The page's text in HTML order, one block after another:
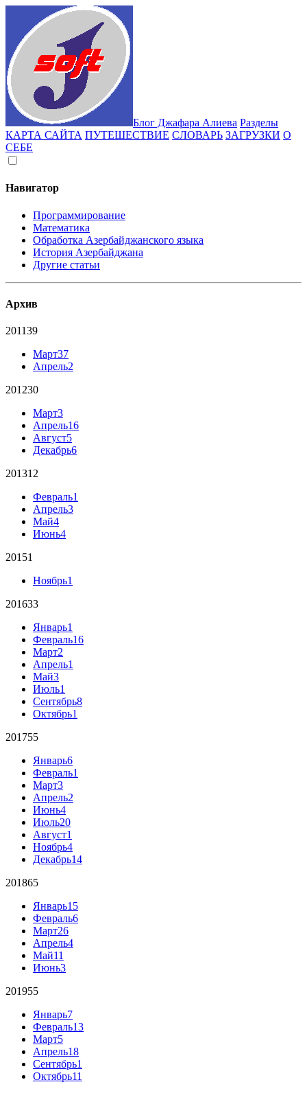
Блог Джафара Алиева Разделы
КАРТА САЙТА ПУТЕШЕСТВИЕ СЛОВАРЬ ЗАГРУЗКИ О
СЕБЕ
Навигатор
Программирование
Математика
Обработка Азербайджанского языка
История Азербайджана
Другие статьи
Архив
201139
Март37
Апрель2
201230
Март3
Апрель16
Август5
Декабрь6
201312
Февраль1
Апрель3
Май4
Июнь4
20151
Ноябрь1
201633
Январь1
Февраль16
Март2
Апрель1
Май3
Июль1
Сентябрь8
Октябрь1
201755
Январь6
Февраль1
Март3
Апрель2
Июнь4
Июль20
Август1
Ноябрь4
Декабрь14
201865
Январь15
Февраль6
Март26
Апрель4
Май11
Июнь3
201955
Январь7
Февраль13
Март5
Апрель18
Сентябрь1
Октябрь11